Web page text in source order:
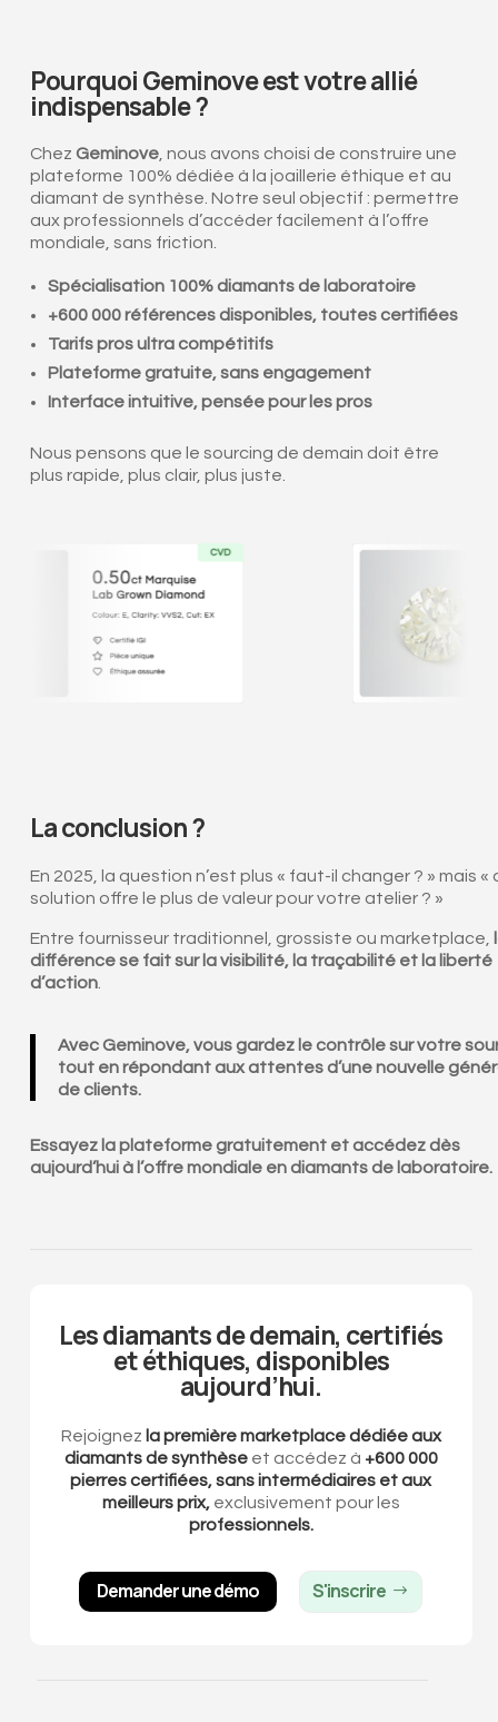
Pourquoi Geminove est votre allié
indispensable ?
Chez Geminove, nous avons choisi de construire une
plateforme 100% dédiée à la joaillerie éthique et au
diamant de synthèse. Notre seul objectif : permettre
aux professionnels d’accéder facilement à l’offre
mondiale, sans friction.
Spécialisation 100% diamants de laboratoire
+600 000 références disponibles, toutes certifiées
Tarifs pros ultra compétitifs
Plateforme gratuite, sans engagement
Interface intuitive, pensée pour les pros
Nous pensons que le sourcing de demain doit être
plus rapide, plus clair, plus juste.
La conclusion ?
En 2025, la question n’est plus « faut-il changer ? » mais «
solution offre le plus de valeur pour votre atelier ? »
Entre fournisseur traditionnel, grossiste ou marketplace,
différence se fait sur la visibilité, la traçabilité et la liberté
d’action.
Avec Geminove, vous gardez le contrôle sur votre
tout en répondant aux attentes d’une nouvelle
de clients.
Essayez la plateforme gratuitement et accédez dès
aujourd’hui à l’offre mondiale en diamants de laboratoire.
Les diamants de demain, certifiés
et éthiques, disponibles
aujourd’hui.
Rejoignez la première marketplace dédiée aux
diamants de synthèseet accédez à +600 000
pierres certifiées, sans intermédiaires et aux
meilleurs prix, exclusivement pour les
professionnels.
Demander une démo S'inscrire